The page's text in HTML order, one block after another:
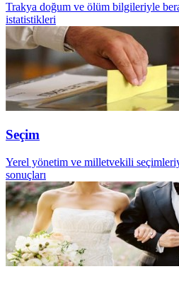
Trakya doğum ve ölüm bilgileriyle
istatistikleri
Seçim
Yerel yönetim ve milletvekili
sonuçları